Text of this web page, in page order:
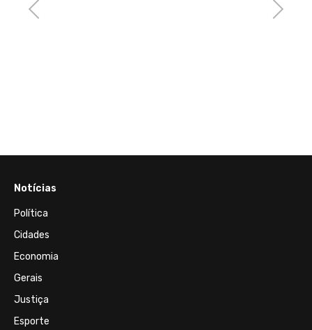
Previous Next
Notícias
Política
Cidades
Economia
Gerais
Justiça
Esporte